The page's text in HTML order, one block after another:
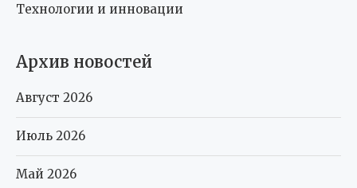
Технологии и инновации
Архив новостей
Август 2026
Июль 2026
Май 2026